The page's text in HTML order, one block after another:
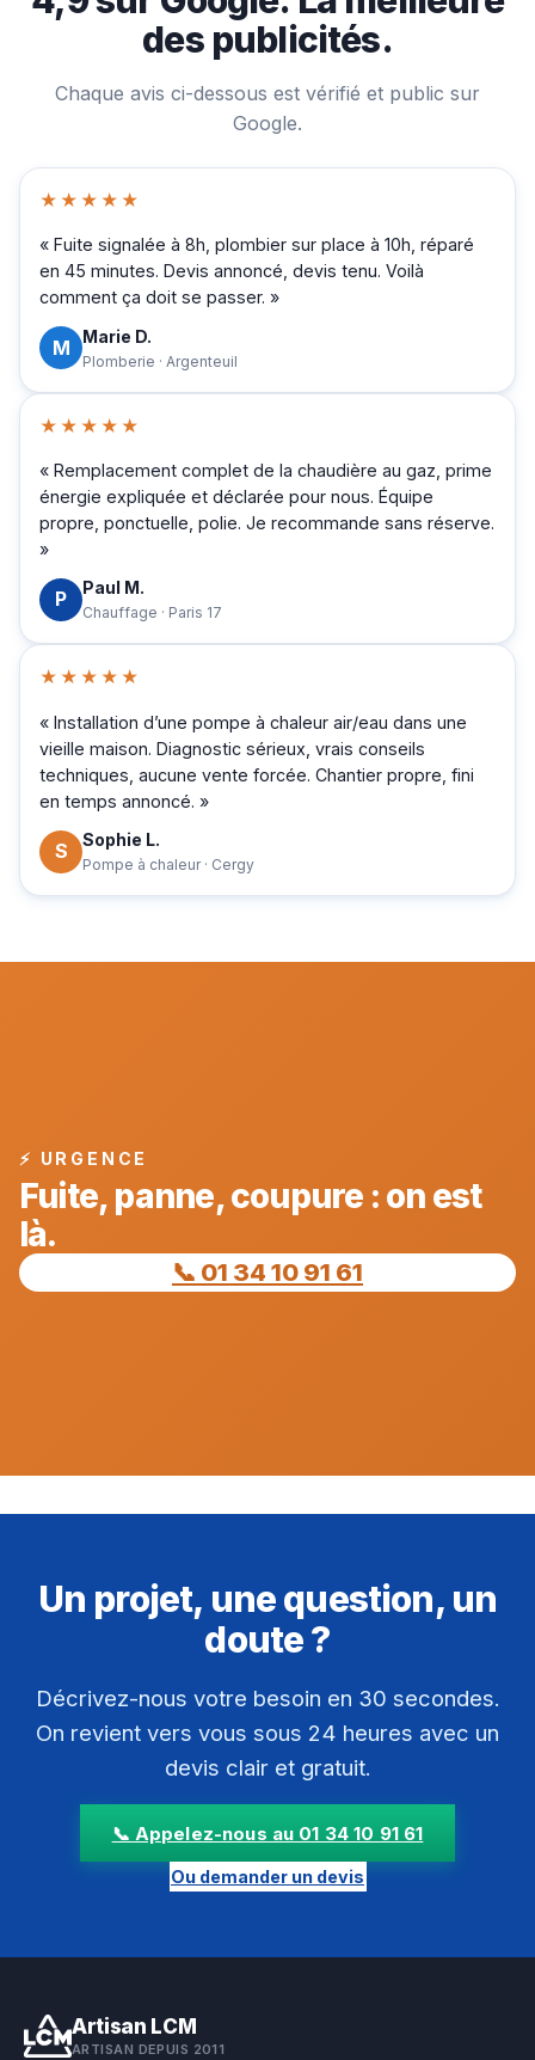
des publicités.
Chaque avis ci-dessous est vérifié et public sur
Google.
★★★★★
« Fuite signalée à 8h, plombier sur place à 10h, réparé
en 45 minutes. Devis annoncé, devis tenu. Voilà
comment ça doit se passer. »
M Marie D.
Plomberie · Argenteuil
★★★★★
« Remplacement complet de la chaudière au gaz, prime
énergie expliquée et déclarée pour nous. Équipe
propre, ponctuelle, polie. Je recommande sans réserve.
»
P Paul M.
Chauffage · Paris 17
★★★★★
« Installation d’une pompe à chaleur air/eau dans une
vieille maison. Diagnostic sérieux, vrais conseils
techniques, aucune vente forcée. Chantier propre, fini
en temps annoncé. »
S Sophie L.
Pompe à chaleur · Cergy
⚡ URGENCE
Fuite, panne, coupure : on est
là.
📞 01 34 10 91 61
Un projet, une question, un
doute ?
Décrivez-nous votre besoin en 30 secondes.
On revient vers vous sous 24 heures avec un
devis clair et gratuit.
📞 Appelez-nous au 01 34 10 91 61
Ou demander un devis
Artisan LCM
ARTISAN DEPUIS 2011